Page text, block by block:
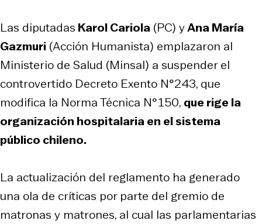
Las diputadas Karol Cariola (PC) yAna María
Gazmuri (Acción Humanista) emplazaron al
Ministerio de Salud (Minsal) a suspender el
controvertido Decreto Exento N°243, que
modifica la Norma Técnica N°150, que rige la
organización hospitalaria en el sistema
público chileno.
La actualización del reglamento ha generado
una ola de críticas por parte del gremio de
matronas y matrones, al cual las parlamentarias